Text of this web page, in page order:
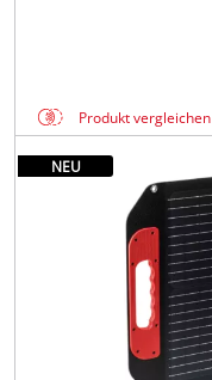
Produkt vergleichen
NEU